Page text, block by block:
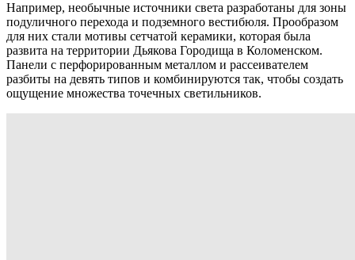
Например, необычные источники света разработаны для зоны
подуличного перехода и подземного вестибюля. Прообразом
для них стали мотивы сетчатой керамики, которая была
развита на территории Дьякова Городища в Коломенском.
Панели с перфорированным металлом и рассеивателем
разбиты на девять типов и комбинируются так, чтобы создать
ощущение множества точечных светильников.